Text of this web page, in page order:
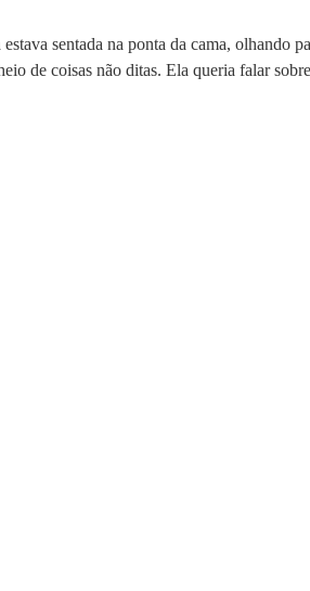
sentada na ponta da cama, olhando
de coisas não ditas. Ela queria falar